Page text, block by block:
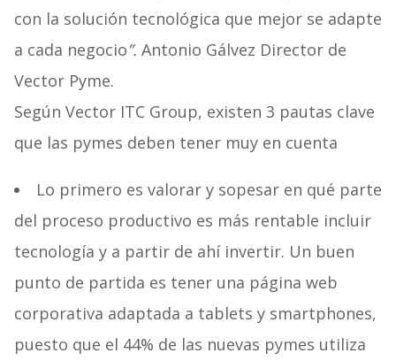
con la solución tecnológica que mejor se adapte
a cada negocio”. Antonio Gálvez Director de
Vector Pyme.
Según Vector ITC Group, existen 3 pautas clave
que las pymes deben tener muy en cuenta
Lo primero es valorar y sopesar en qué parte
del proceso productivo es más rentable incluir
tecnología y a partir de ahí invertir. Un buen
punto de partida es tener una página web
corporativa adaptada a tablets y smartphones,
puesto que el 44% de las nuevas pymes utiliza